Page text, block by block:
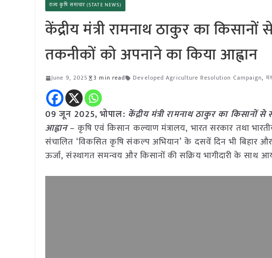
राज्य कृषि समाचार (STATE NEWS)
केंद्रीय मंत्री रामनाथ ठाकुर का
तकनीकों को अपनाने का किया आह्वान
June 9, 2025 3 min read Developed Agriculture Resolution Campaign,
09 जून 2025, भोपाल: केंद्रीय मंत्री रामनाथ ठाकुर का
आह्वान– कृषि एवं किसान कल्याण मंत्रालय, भारत सरकार तथा
संचालित ‘विकसित कृषि संकल्प अभियान’ के दसवें दिन भी बिहार
ऊर्जा, संस्थागत समन्वय और किसानों की सक्रिय भागीदारी के साथ